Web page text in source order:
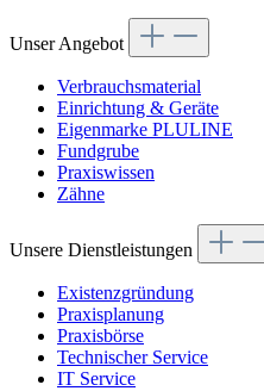
Unser Angebot
Verbrauchsmaterial
Einrichtung & Geräte
Eigenmarke PLULINE
Fundgrube
Praxiswissen
Zähne
Unsere Dienstleistungen
Existenzgründung
Praxisplanung
Praxisbörse
Technischer Service
IT Service